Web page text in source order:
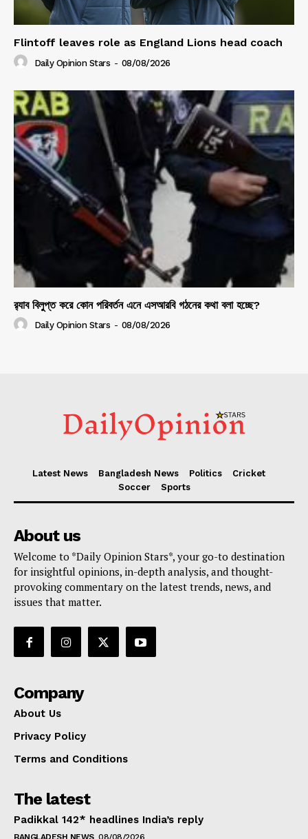
Flintoff leaves role as England Lions head coach
Daily Opinion Stars - 08/08/2026
র‍্যাব বিলুপ্ত করে কোন পরিবর্তন এনে এসআরবি গঠনের কথা বলা হচ্ছে?
Daily Opinion Stars - 08/08/2026
Latest News Bangladesh News Politics
Cricket
Soccer
Sports
About us
Welcome to *Daily Opinion Stars*, your go-to destination
for insightful opinions, in-depth analysis, and thought-
provoking commentary on the latest trends, news, and
issues that matter.
Company
About Us
Privacy Policy
Terms and Conditions
The latest
Padikkal 142* headlines India’s reply